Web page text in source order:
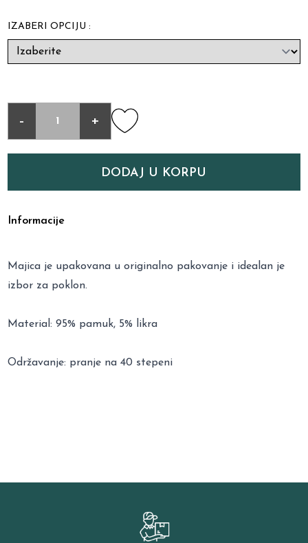
IZABERI OPCIJU :
- +
DODAJ U KORPU
Informacije
Majica je upakovana u originalno pakovanje i idealan je
izbor za poklon.
Material: 95% pamuk, 5% likra
Održavanje: pranje na 40 stepeni